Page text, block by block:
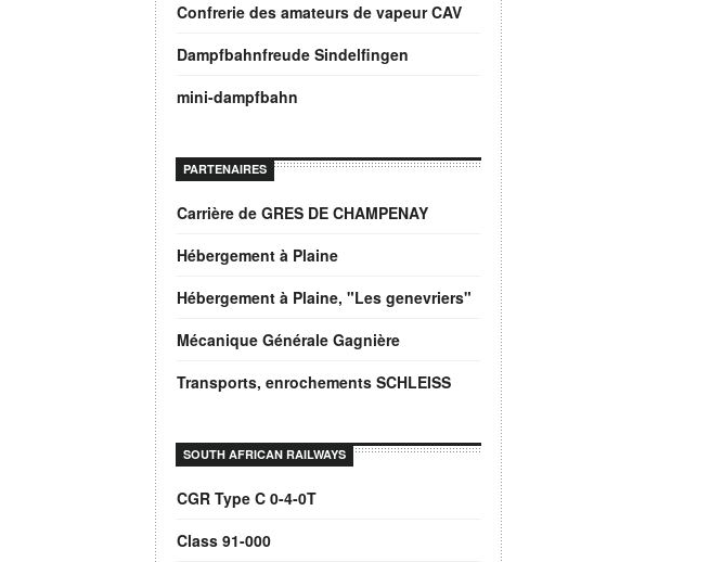
Confrerie des amateurs de vapeur CAV
Dampfbahnfreude Sindelfingen
mini-dampfbahn
PARTENAIRES
Carrière de GRES DE CHAMPENAY
Hébergement à Plaine
Hébergement à Plaine, "Les genevriers"
Mécanique Générale Gagnière
Transports, enrochements SCHLEISS
SOUTH AFRICAN RAILWAYS
CGR Type C 0-4-0T
Class 91-000